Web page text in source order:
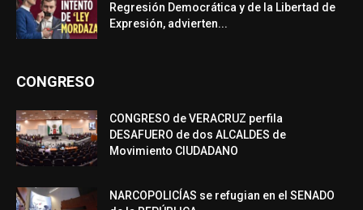
Regresión Democrática y de la Libertad de
Expresión, advierten...
CONGRESO
CONGRESO de VERACRUZ perfila
DESAFUERO de dos ALCALDES de
Movimiento CIUDADANO
NARCOPOLICÍAS se refugian en el SENADO